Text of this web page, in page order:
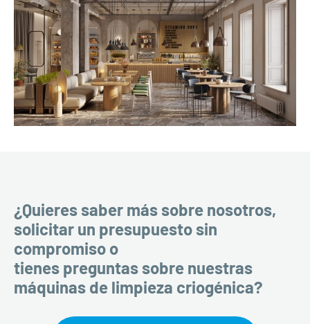
¿Quieres saber más sobre nosotros,
solicitar un presupuesto sin
compromiso o
tienes preguntas sobre nuestras
máquinas de limpieza criogénica?